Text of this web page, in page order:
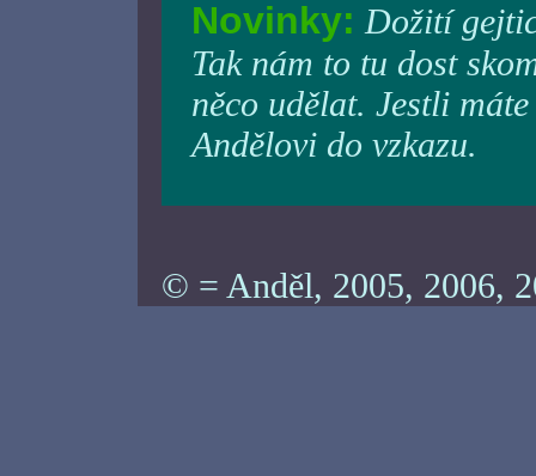
Novinky: Dožití
Tak nám to tu dost
něco udělat. Jestli
Andělovi do vzkazu.
© = Anděl, 2005, 2006,